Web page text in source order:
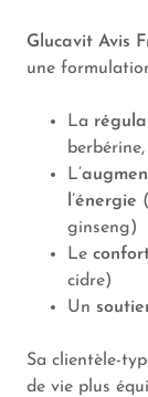
Glucavit Avis
une
La
L’
l’énergie
ginseng)
Le
cidre)
Un
Sa clientèle-
de vie plus